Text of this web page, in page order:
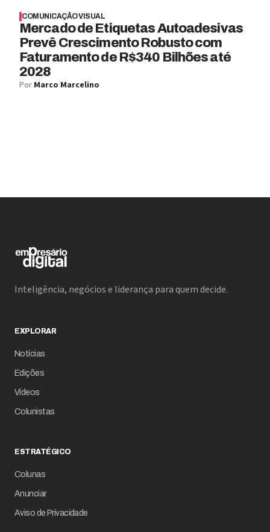
COMUNICAÇÃO VISUAL
Mercado de Etiquetas Autoadesivas
Prevê Crescimento Robusto com
Faturamento de R$340 Bilhões até
2028
Por Marco Marcelino
Inteligência, negócios e liderança para quem decide.
EXPLORAR
Notícias
Edições
Vídeos
Colunistas
ESTRATÉGICO
Colunas
Anunciar
Aviso de Privacidade